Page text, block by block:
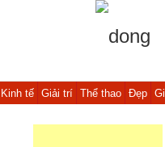
Kinh tế Giải trí Thể thao Đẹp